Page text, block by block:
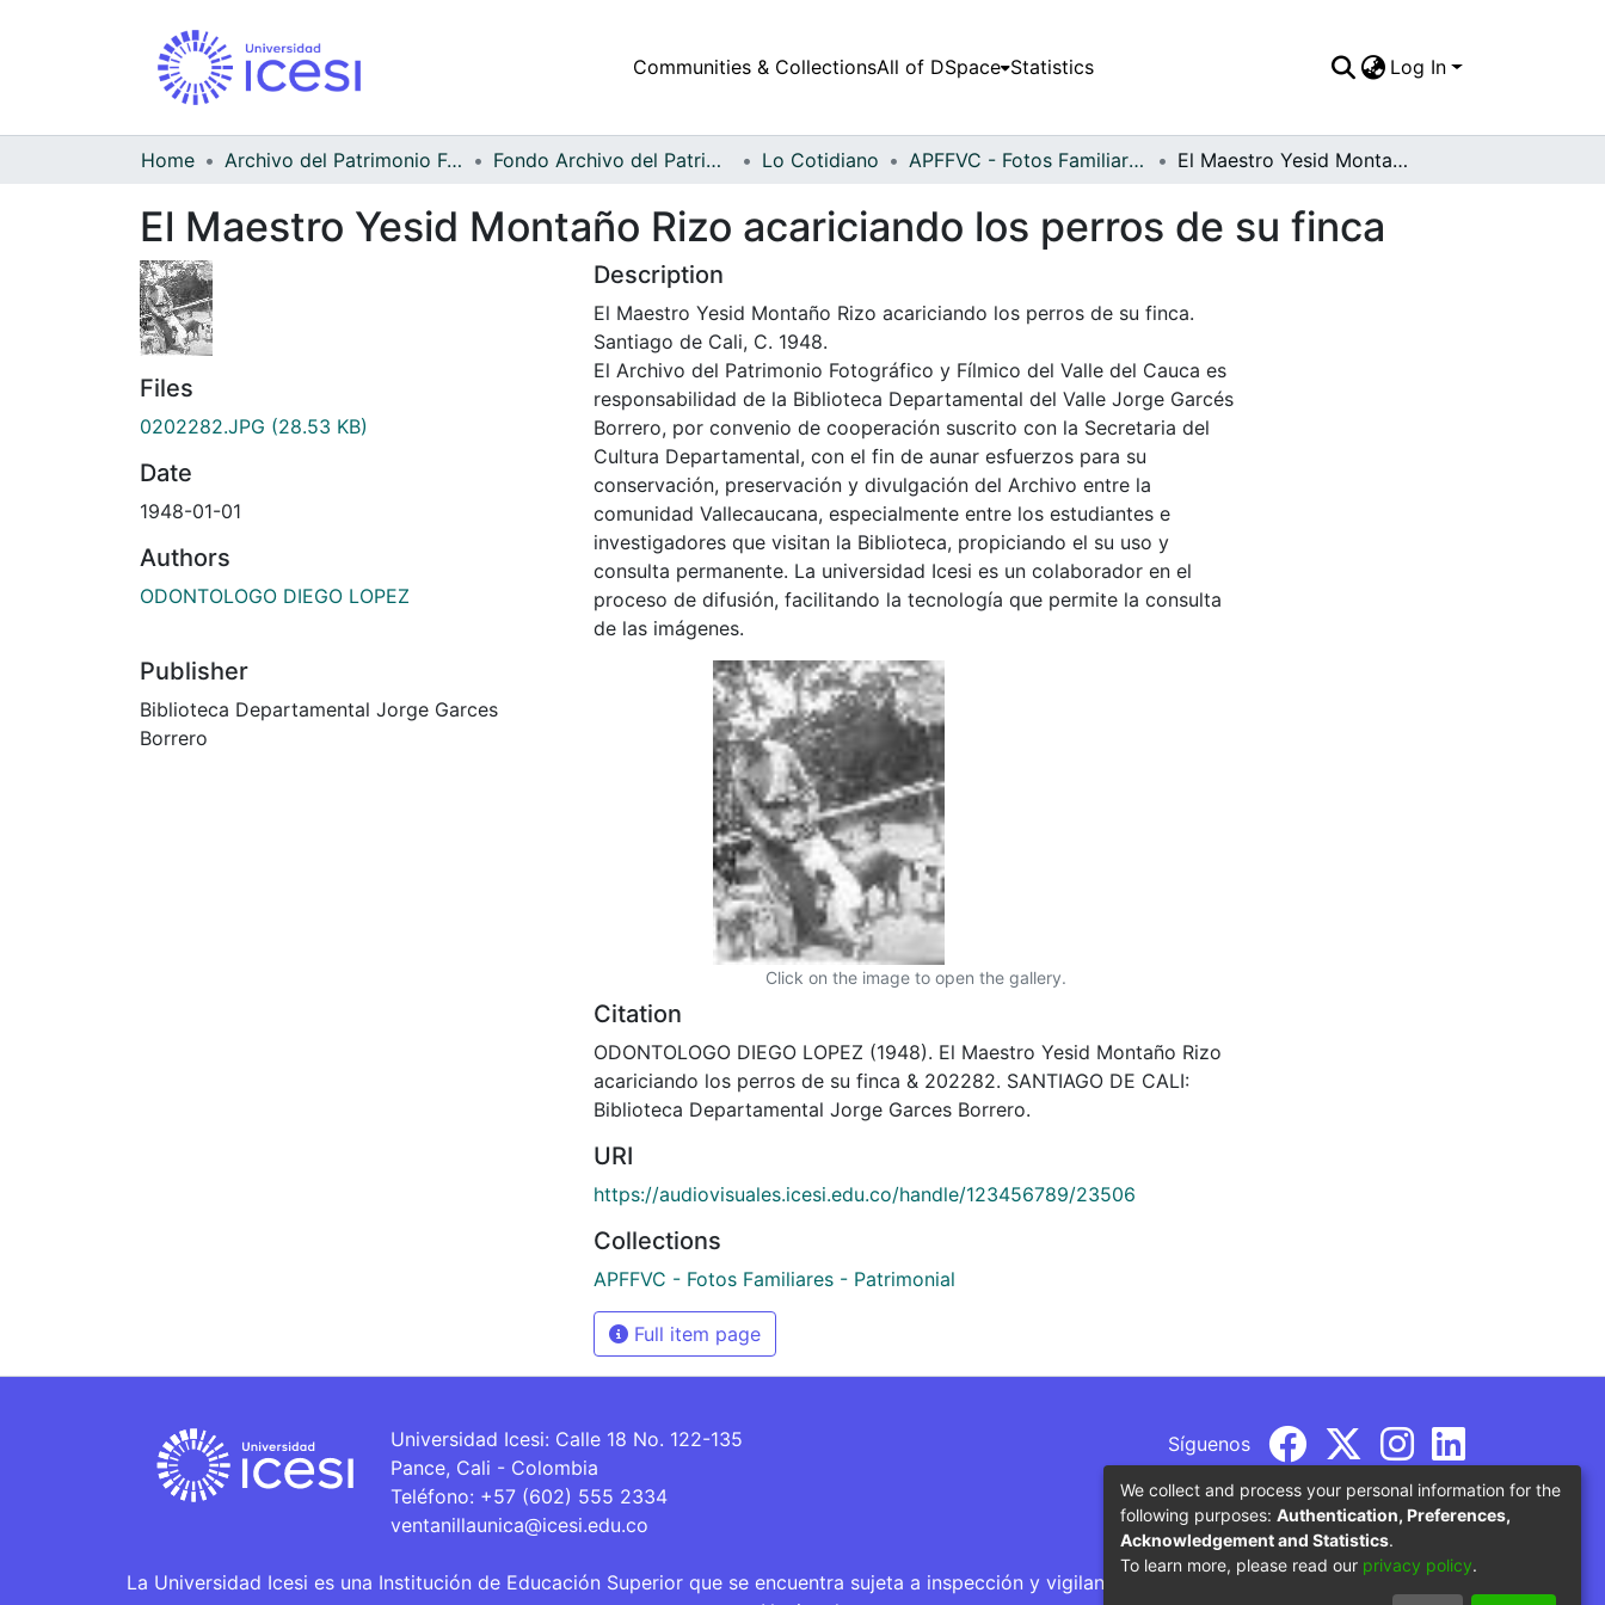
Communities & CollectionsAll of DSpace Statistics Log In
Home Archivo del Patrimonio Fotográfico y Fílmico del Valle del Cauca Fondo Archivo del Patrimonio Fotográfico y Fílmico del Valle del Cauca Lo Cotidiano APFFVC - Fotos Familiares - Patrimonial El Maestro Yesid Montaño Rizo acariciando los perros de su finca
El Maestro Yesid Montaño Rizo acariciando los perros de su finca
Files
0202282.JPG (28.53 KB)
Date
1948-01-01
Authors
ODONTOLOGO DIEGO LOPEZ
Publisher
Biblioteca Departamental Jorge Garces
Borrero
Description
El Maestro Yesid Montaño Rizo acariciando los perros de su finca.
Santiago de Cali, C. 1948.
El Archivo del Patrimonio Fotográfico y Fílmico del Valle del Cauca es
responsabilidad de la Biblioteca Departamental del Valle Jorge Garcés
Borrero, por convenio de cooperación suscrito con la Secretaria del
Cultura Departamental, con el fin de aunar esfuerzos para su
conservación, preservación y divulgación del Archivo entre la
comunidad Vallecaucana, especialmente entre los estudiantes e
investigadores que visitan la Biblioteca, propiciando el su uso y
consulta permanente. La universidad Icesi es un colaborador en el
proceso de difusión, facilitando la tecnología que permite la consulta
de las imágenes.
Click on the image to open the gallery.
Citation
ODONTOLOGO DIEGO LOPEZ (1948). El Maestro Yesid Montaño Rizo
acariciando los perros de su finca & 202282. SANTIAGO DE CALI:
Biblioteca Departamental Jorge Garces Borrero.
URI
https://audiovisuales.icesi.edu.co/handle/123456789/23506
Collections
APFFVC - Fotos Familiares - Patrimonial
Full item page
Universidad Icesi: Calle 18 No. 122-135
Pance, Cali - Colombia
Teléfono: +57 (602) 555 2334
ventanillaunica@icesi.edu.co
Síguenos
La Universidad Icesi es una Institución de Educación Superior que se encuentra sujeta a inspección y vigilancia por parte del Ministerio de Educación
We collect and process your personal information for the
following purposes: Authentication, Preferences,
Acknowledgement and Statistics.
To learn more, please read our privacy policy.